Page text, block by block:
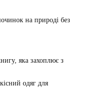
на природі без
яка захоплює з
одяг для